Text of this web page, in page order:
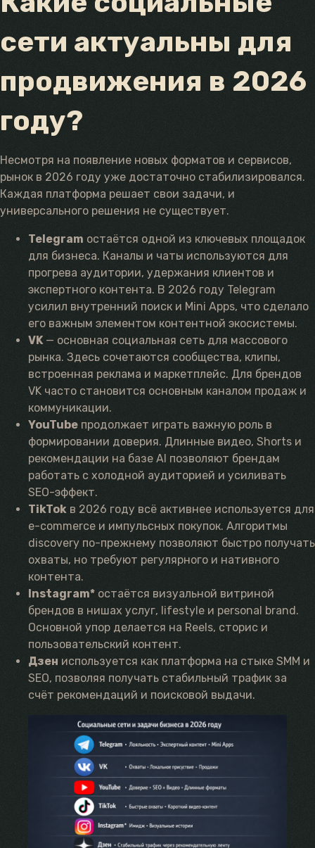
сети актуальны для
продвижения в 2026
году?
Несмотря на появление новых форматов и сервисов,
рынок в 2026 году уже достаточно стабилизировался.
Каждая платформа решает свои задачи, и
универсального решения не существует.
Telegram остаётся одной из ключевых площадок
для бизнеса. Каналы и чаты используются для
прогрева аудитории, удержания клиентов и
экспертного контента. В 2026 году Telegram
усилил внутренний поиск и Mini Apps, что сделало
его важным элементом контентной экосистемы.
VK— основная социальная сеть для массового
рынка. Здесь сочетаются сообщества, клипы,
встроенная реклама и маркетплейс. Для брендов
VK часто становится основным каналом продаж и
коммуникации.
YouTube продолжает играть важную роль в
формировании доверия. Длинные видео, Shorts и
рекомендации на базе AI позволяют брендам
работать с холодной аудиторией и усиливать
SEO-эффект.
TikTok в 2026 году всё активнее используется для
e-commerce и импульсных покупок. Алгоритмы
discovery по-прежнему позволяют быстро получать
охваты, но требуют регулярного и нативного
контента.
Instagram* остаётся визуальной витриной
брендов в нишах услуг, lifestyle и personal brand.
Основной упор делается на Reels, сторис и
пользовательский контент.
Дзен используется как платформа на стыке SMM и
SEO, позволяя получать стабильный трафик за
счёт рекомендаций и поисковой выдачи.